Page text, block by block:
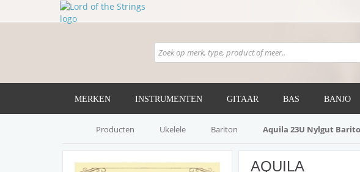
MERKEN INSTRUMENTEN GITAAR BAS BANJO
Producten Ukelele Bariton Aquila 23U Nylgut
AQUILA